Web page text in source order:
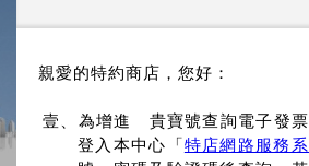
親愛的特約商店，您好：
壹、為增進 貴寶號查詢電子發
登入本中心「特店網路服務